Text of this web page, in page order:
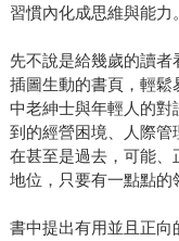
習慣內化成思維與能力。
先不說是給幾歲的讀
插圖生動的書頁，輕
中老紳士與年輕人的對
到的經營困境、人際
在甚至是過去，可能、
地位，只要有一點點的
書中提出有用並且正向